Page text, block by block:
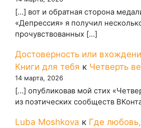
[…] вот и обратная сторона
«Депрессия» я получил
прочувствованных […]
Достоверность или
Книги для тебя к Четверть
14 марта, 2026
[…] опубликовав мой стих
из поэтических сообществ
Luba Moshkova к Где